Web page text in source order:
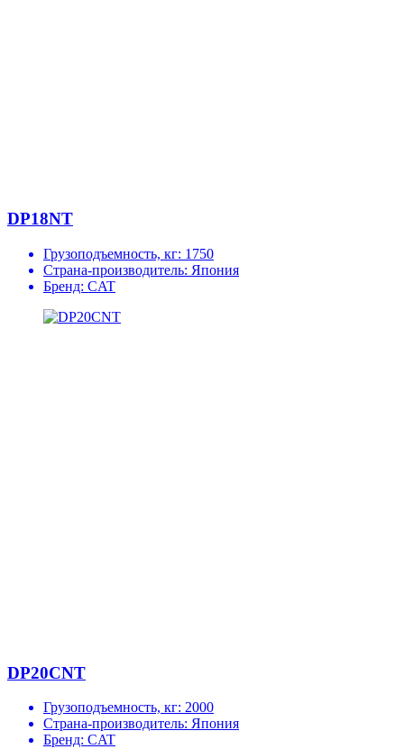
DP18NT
Грузоподъемность, кг: 1750
Страна-производитель: Япония
Бренд: CAT
DP20CNT
Грузоподъемность, кг: 2000
Страна-производитель: Япония
Бренд: CAT